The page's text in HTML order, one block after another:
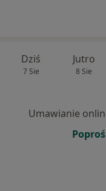
Dziś
7 Sie
Jutro
8 Sie
Umawianie